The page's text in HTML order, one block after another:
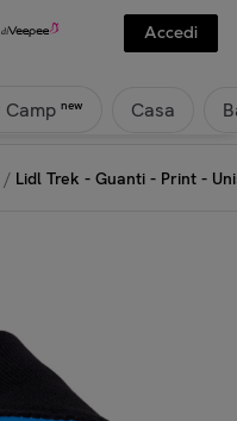
Accedi
Camp new Casa
/ Lidl Trek - Guanti - Print -